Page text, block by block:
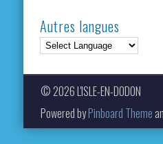
Autres langues
© 2026 L'ISLE-EN-DODON
Powered byPinboard Theme